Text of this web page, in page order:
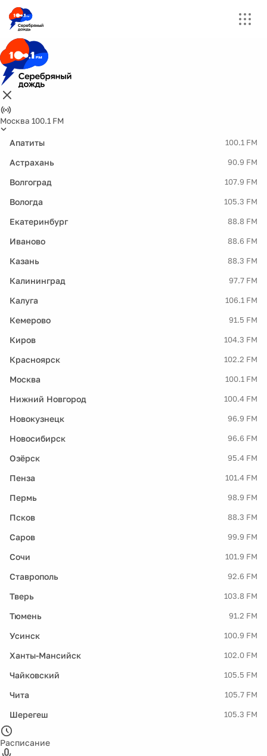
Москва 100.1 FM
Апатиты 100.1 FM
Астрахань 90.9 FM
Волгоград 107.9 FM
Вологда 105.3 FM
Екатеринбург 88.8 FM
Иваново 88.6 FM
Казань 88.3 FM
Калининград 97.7 FM
Калуга 106.1 FM
Кемерово 91.5 FM
Киров 104.3 FM
Красноярск 102.2 FM
Москва 100.1 FM
Нижний Новгород 100.4 FM
Новокузнецк 96.9 FM
Новосибирск 96.6 FM
Озёрск 95.4 FM
Пенза 101.4 FM
Пермь 98.9 FM
Псков 88.3 FM
Саров 99.9 FM
Сочи 101.9 FM
Ставрополь 92.6 FM
Тверь 103.8 FM
Тюмень 91.2 FM
Усинск 100.9 FM
Ханты-Мансийск 102.0 FM
Чайковский 105.5 FM
Чита 105.7 FM
Шерегеш 105.3 FM
Расписание